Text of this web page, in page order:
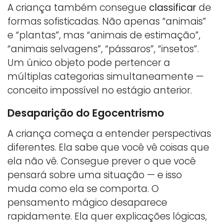
A criança também consegue classificar de
formas sofisticadas. Não apenas “animais”
e “plantas”, mas “animais de estimação”,
“animais selvagens”, “pássaros”, “insetos”.
Um único objeto pode pertencer a
múltiplas categorias simultaneamente —
conceito impossível no estágio anterior.
Desaparição do Egocentrismo
A criança começa a entender perspectivas
diferentes. Ela sabe que você vê coisas que
ela não vê. Consegue prever o que você
pensará sobre uma situação — e isso
muda como ela se comporta. O
pensamento mágico desaparece
rapidamente. Ela quer explicações lógicas,